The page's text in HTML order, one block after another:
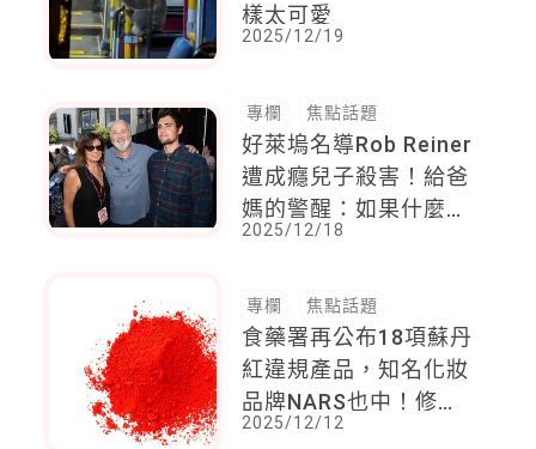
樣太可愛
2025/12/19
專欄 焦點話題
好萊塢名導Rob Reiner
遭成癮兒子殺害！給爸
媽的警醒：如果什麼都
做了也沒用，有時候，
2025/12/18
專欄 焦點話題
食藥署再公布18項蘇丹
紅違規產品，知名化妝
品牌NARS也中！修護
霜、護髮精油都驗出
2025/12/12